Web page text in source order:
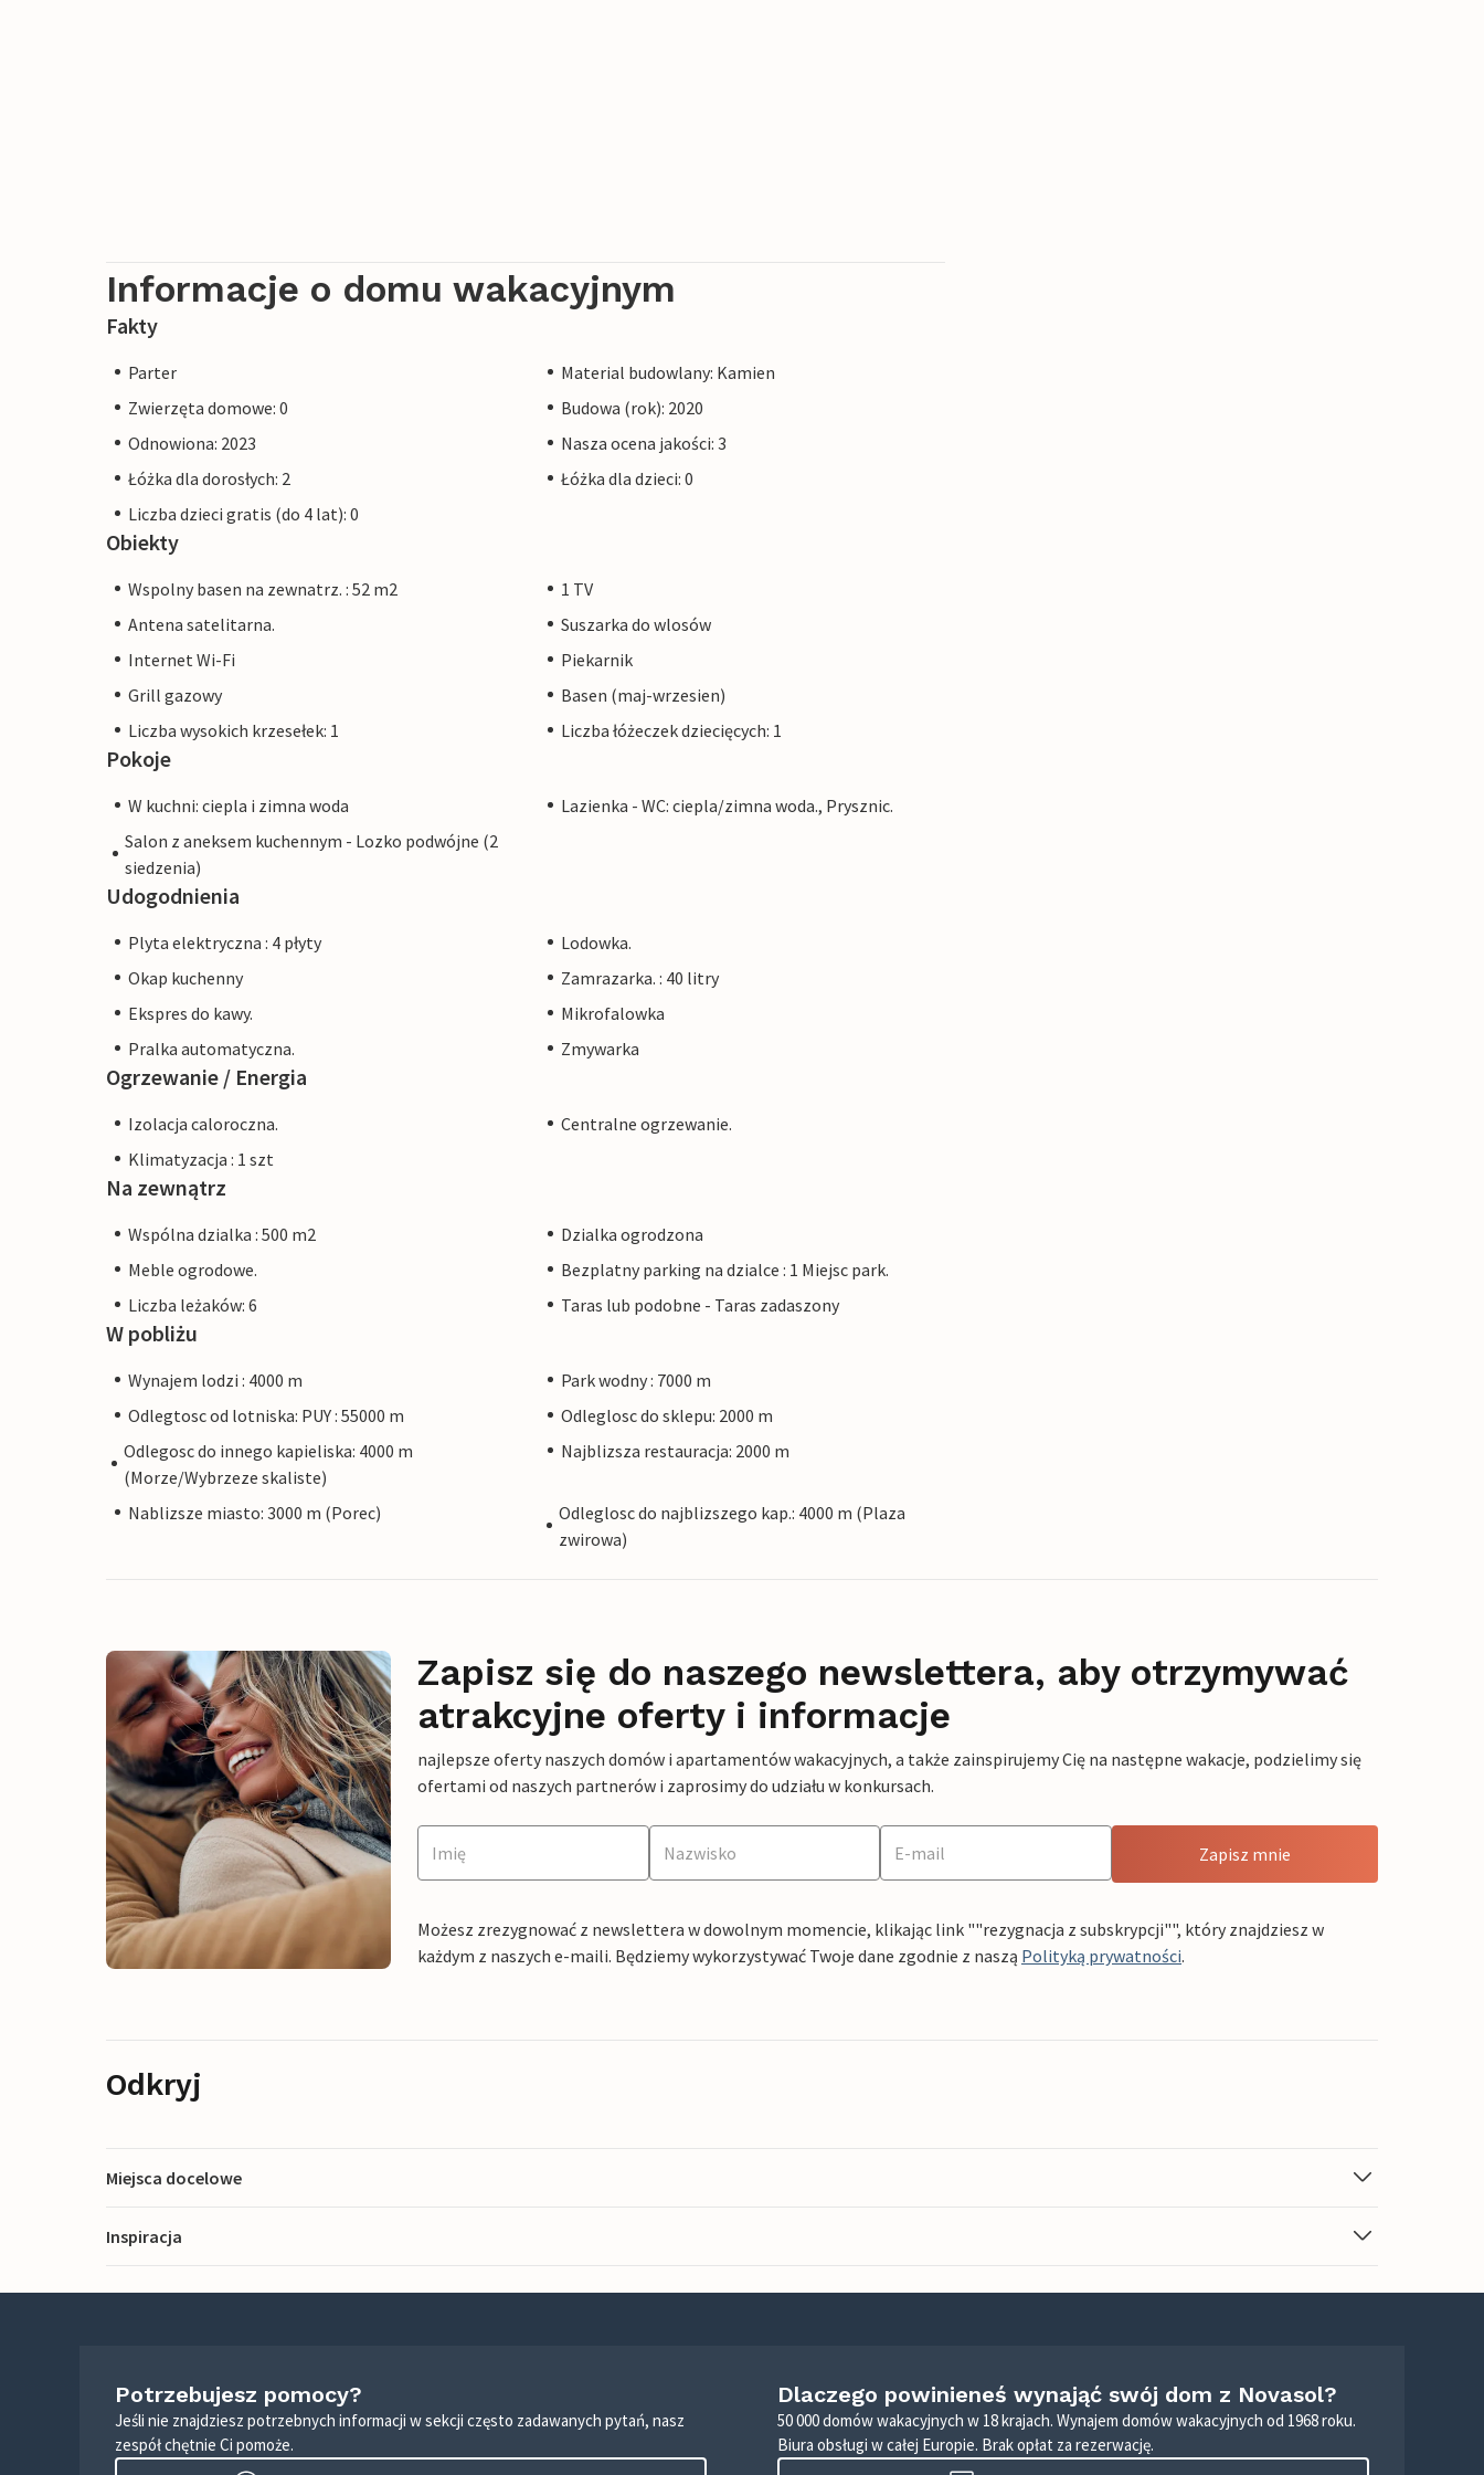
Informacje o domu wakacyjnym
Fakty
Parter
Material budowlany: Kamien
Zwierzęta domowe: 0
Budowa (rok): 2020
Odnowiona: 2023
Nasza ocena jakości: 3
Łóżka dla dorosłych: 2
Łóżka dla dzieci: 0
Liczba dzieci gratis (do 4 lat): 0
Obiekty
Wspolny basen na zewnatrz. : 52 m2
1 TV
Antena satelitarna.
Suszarka do wlosów
Internet Wi-Fi
Piekarnik
Grill gazowy
Basen (maj-wrzesien)
Liczba wysokich krzesełek: 1
Liczba łóżeczek dziecięcych: 1
Pokoje
W kuchni: ciepla i zimna woda
Lazienka - WC: ciepla/zimna woda., Prysznic.
Salon z aneksem kuchennym - Lozko podwójne (2
siedzenia)
Udogodnienia
Plyta elektryczna : 4 płyty
Lodowka.
Okap kuchenny
Zamrazarka. : 40 litry
Ekspres do kawy.
Mikrofalowka
Pralka automatyczna.
Zmywarka
Ogrzewanie / Energia
Izolacja caloroczna.
Centralne ogrzewanie.
Klimatyzacja : 1 szt
Na zewnątrz
Wspólna dzialka : 500 m2
Dzialka ogrodzona
Meble ogrodowe.
Bezplatny parking na dzialce : 1 Miejsc park.
Liczba leżaków: 6
Taras lub podobne - Taras zadaszony
W pobliżu
Wynajem lodzi : 4000 m
Park wodny : 7000 m
Odlegtosc od lotniska: PUY : 55000 m
Odleglosc do sklepu: 2000 m
Odlegosc do innego kapieliska: 4000 m
(Morze/Wybrzeze skaliste)
Najblizsza restauracja: 2000 m
Nablizsze miasto: 3000 m (Porec)
Odleglosc do najblizszego kap.: 4000 m (Plaza
zwirowa)
Zapisz się do naszego newslettera, aby otrzymywać
atrakcyjne oferty i informacje
najlepsze oferty naszych domów i apartamentów wakacyjnych, a także zainspirujemy Cię na następne wakacje, podzielimy się
ofertami od naszych partnerów i zaprosimy do udziału w konkursach.
Zapisz mnie
Możesz zrezygnować z newslettera w dowolnym momencie, klikając link ""rezygnacja z subskrypcji"", który znajdziesz w
każdym z naszych e-maili. Będziemy wykorzystywać Twoje dane zgodnie z naszą Polityką prywatności.
Odkryj
Miejsca docelowe
Inspiracja
Potrzebujesz pomocy?
Jeśli nie znajdziesz potrzebnych informacji w sekcji często zadawanych pytań, nasz
zespół chętnie Ci pomoże.
Dlaczego powinieneś wynająć swój dom z Novasol?
50 000 domów wakacyjnych w 18 krajach. Wynajem domów wakacyjnych od 1968 roku.
Biura obsługi w całej Europie. Brak opłat za rezerwację.